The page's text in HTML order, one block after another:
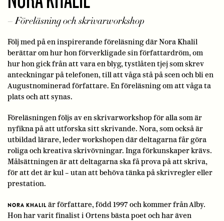
– Föreläsning och skrivarworkshop
Följ med på en inspirerande föreläsning där Nora Khalil
berättar om hur hon förverkligade sin författardröm, om
hur hon gick från att vara en blyg, tystlåten tjej som skrev
anteckningar på telefonen, till att våga stå på scen och bli en
Augustnominerad författare. En föreläsning om att våga ta
plats och att synas.
Föreläsningen följs av en skrivarworkshop för alla som är
nyfikna på att utforska sitt skrivande. Nora, som också är
utbildad lärare, leder workshopen där deltagarna får göra
roliga och kreativa skrivövningar. Inga förkunskaper krävs.
Målsättningen är att deltagarna ska få prova på att skriva,
för att det är kul – utan att behöva tänka på skrivregler eller
prestation.
NORA KHALIL är författare, född 1997 och kommer från Alby.
Hon har varit finalist i Ortens bästa poet och har även